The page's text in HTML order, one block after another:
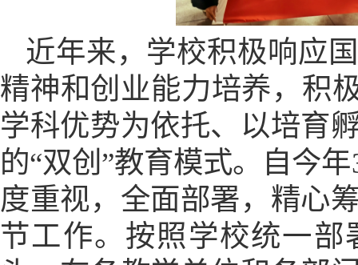
近年来， 学校积极响应
精神和创业能力培养，积
学科优势为依托、以培育
的“双创 ”教育模式。自今年
度重视，全面部署，精心
节工作。按照学校统一部